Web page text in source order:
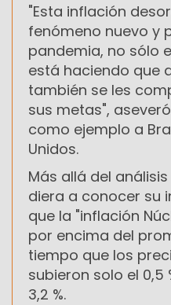
"Esta inflación
fenómeno nuevo y
pandemia, no sólo
está haciendo que
también se les
sus metas",
como ejemplo a
Unidos.
Más allá del
diera a conocer su
que la "inflación
por encima del
tiempo que los
subieron solo el 0,5
3,2 %.